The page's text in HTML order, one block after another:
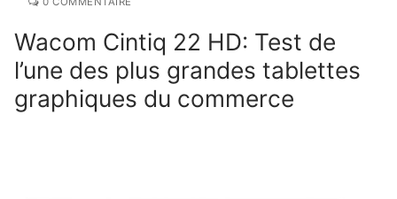
Wacom Cintiq 22 HD: Test de
l’une des plus grandes tablettes
graphiques du commerce